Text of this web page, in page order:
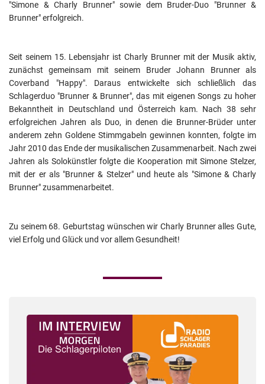
"Simone & Charly Brunner" sowie dem Bruder-Duo "Brunner &
Brunner" erfolgreich.
Seit seinem 15. Lebensjahr ist Charly Brunner mit der Musik aktiv,
zunächst gemeinsam mit seinem Bruder Johann Brunner als
Coverband "Happy". Daraus entwickelte sich schließlich das
Schlagerduo "Brunner & Brunner", das mit eigenen Songs zu hoher
Bekanntheit in Deutschland und Österreich kam. Nach 38 sehr
erfolgreichen Jahren als Duo, in denen die Brunner-Brüder unter
anderem zehn Goldene Stimmgabeln gewinnen konnten, folgte im
Jahr 2010 das Ende der musikalischen Zusammenarbeit. Nach zwei
Jahren als Solokünstler folgte die Kooperation mit Simone Stelzer,
mit der er als "Brunner & Stelzer" und heute als "Simone & Charly
Brunner" zusammenarbeitet.
Zu seinem 68. Geburtstag wünschen wir Charly Brunner alles Gute,
viel Erfolg und Glück und vor allem Gesundheit!